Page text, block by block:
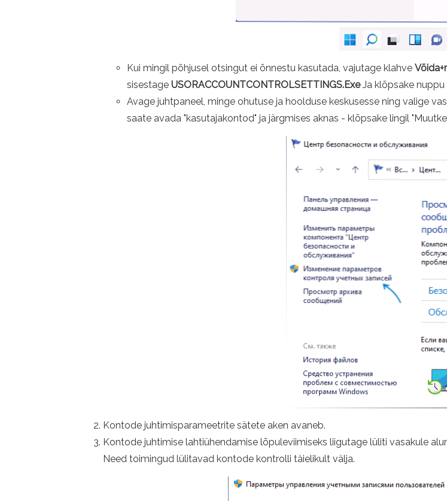
Kui mingil põhjusel otsingut ei õnnestu kasutada, vajutage klahve Võida+r
sisestage USORACCOUNTCONTROLSETTINGS.ExeJa klõpsake nuppu
Avage juhtpaneel, minge ohutuse ja hoolduse keskusesse ning valige
saate avada "kasutajakontod" ja järgmises aknas - klõpsake lingil
Kontode juhtimisparameetrite sätete aken avaneb.
Kontode juhtimise lahtiühendamise lõpuleviimiseks liigutage lüliti vasakule
Need toimingud lülitavad kontode kontrolli täielikult välja.